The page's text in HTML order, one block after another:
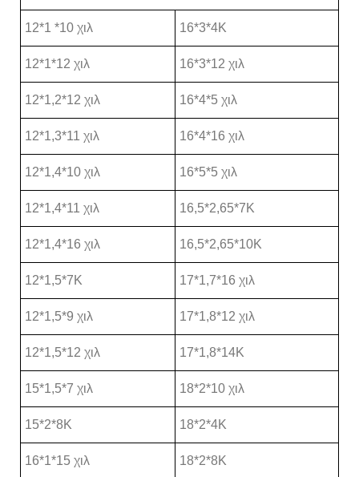
12*1 *10 χιλ 16*3*4Κ
12*1*12 χιλ 16*3*12 χιλ
12*1,2*12 χιλ 16*4*5 χιλ
12*1,3*11 χιλ 16*4*16 χιλ
12*1,4*10 χιλ 16*5*5 χιλ
12*1,4*11 χιλ 16,5*2,65*7Κ
12*1,4*16 χιλ 16,5*2,65*10Κ
12*1,5*7Κ 17*1,7*16 χιλ
12*1,5*9 χιλ 17*1,8*12 χιλ
12*1,5*12 χιλ 17*1,8*14Κ
15*1,5*7 χιλ 18*2*10 χιλ
15*2*8Κ 18*2*4Κ
16*1*15 χιλ 18*2*8Κ